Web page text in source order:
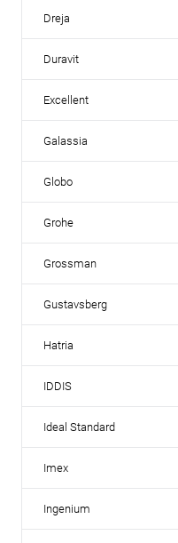
Dreja
Duravit
Excellent
Galassia
Globo
Grohe
Grossman
Gustavsberg
Hatria
IDDIS
Ideal Standard
Imex
Ingenium